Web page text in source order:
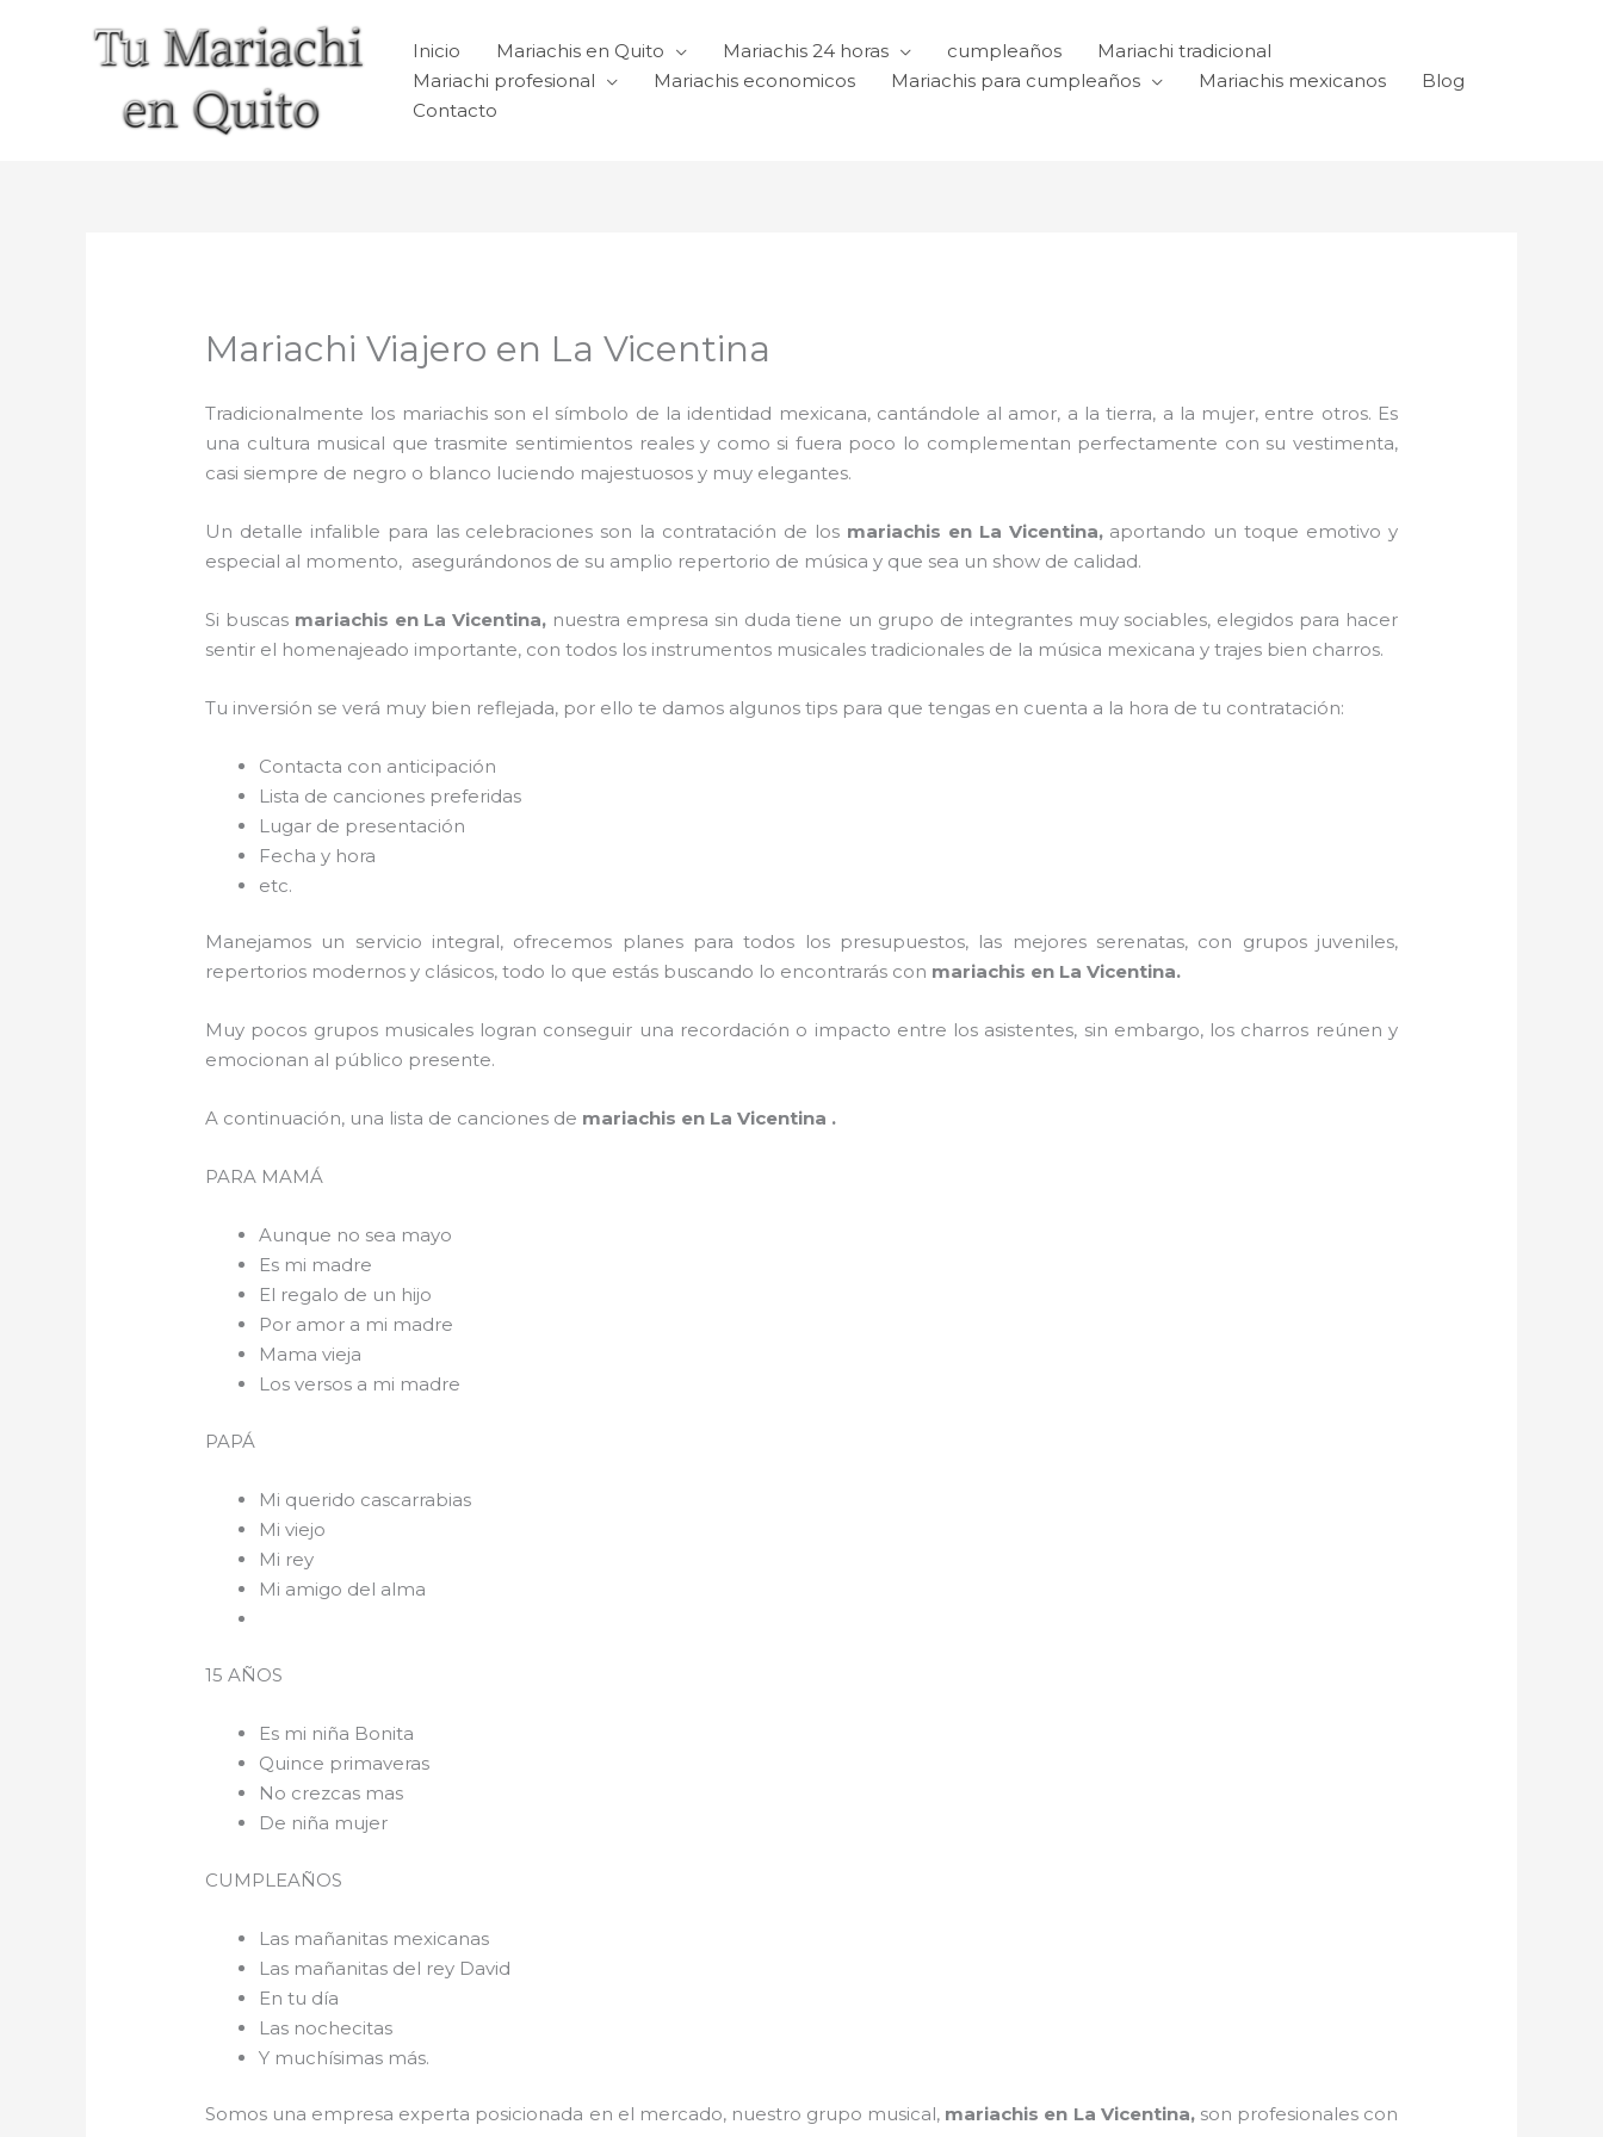
Inicio Mariachis en Quito Mariachis 24 horas cumpleaños
Mariachi tradicional
Mariachi profesional
Mariachis economicos Mariachis para cumpleaños Mariachis mexicanos
Blog
Contacto
Mariachi Viajero en La Vicentina
Tradicionalmente los mariachis son el símbolo de la identidad mexicana, cantándole al amor, a la tierra, a la mujer, entre otros. Es
una cultura musical que trasmite sentimientos reales y como si fuera poco lo complementan perfectamente con su vestimenta,
casi siempre de negro o blanco luciendo majestuosos y muy elegantes.
Un detalle infalible para las celebraciones son la contratación de losmariachis en La Vicentina, aportando un toque emotivo y
especial al momento, asegurándonos de su amplio repertorio de música y que sea un show de calidad.
Si buscas mariachis en La Vicentina, nuestra empresa sin duda tiene un grupo de integrantes muy sociables, elegidos para hacer
sentir el homenajeado importante, con todos los instrumentos musicales tradicionales de la música mexicana y trajes bien charros.
Tu inversión se verá muy bien reflejada, por ello te damos algunos tips para que tengas en cuenta a la hora de tu contratación:
Contacta con anticipación
Lista de canciones preferidas
Lugar de presentación
Fecha y hora
etc.
Manejamos un servicio integral, ofrecemos planes para todos los presupuestos, las mejores serenatas, con grupos juveniles,
repertorios modernos y clásicos, todo lo que estás buscando lo encontrarás con mariachis en La Vicentina.
Muy pocos grupos musicales logran conseguir una recordación o impacto entre los asistentes, sin embargo, los charros reúnen y
emocionan al público presente.
A continuación, una lista de canciones de mariachis en La Vicentina .
PARA MAMÁ
Aunque no sea mayo
Es mi madre
El regalo de un hijo
Por amor a mi madre
Mama vieja
Los versos a mi madre
PAPÁ
Mi querido cascarrabias
Mi viejo
Mi rey
Mi amigo del alma
15 AÑOS
Es mi niña Bonita
Quince primaveras
No crezcas mas
De niña mujer
CUMPLEAÑOS
Las mañanitas mexicanas
Las mañanitas del rey David
En tu día
Las nochecitas
Y muchísimas más.
Somos una empresa experta posicionada en el mercado, nuestro grupo musical, mariachis en La Vicentina, son profesionales con